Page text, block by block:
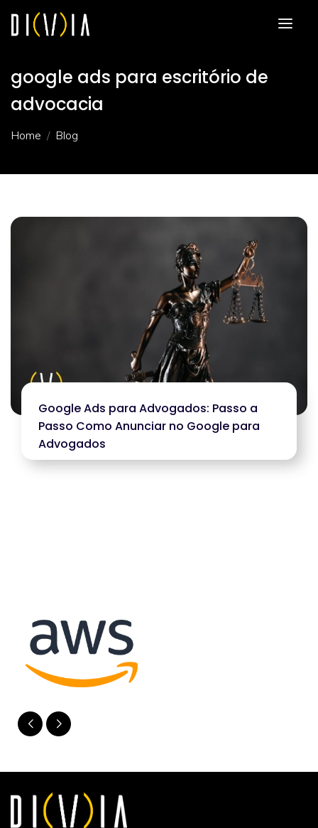
google ads para escritório de
advocacia
Home Blog
Google Ads para Advogados: Passo a
Passo Como Anunciar no Google para
Advogados